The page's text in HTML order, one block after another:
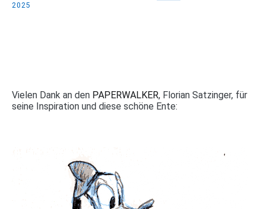
2025
Vielen Dank an den PAPERWALKER, Florian Satzinger, für
seine Inspiration und diese schöne Ente: